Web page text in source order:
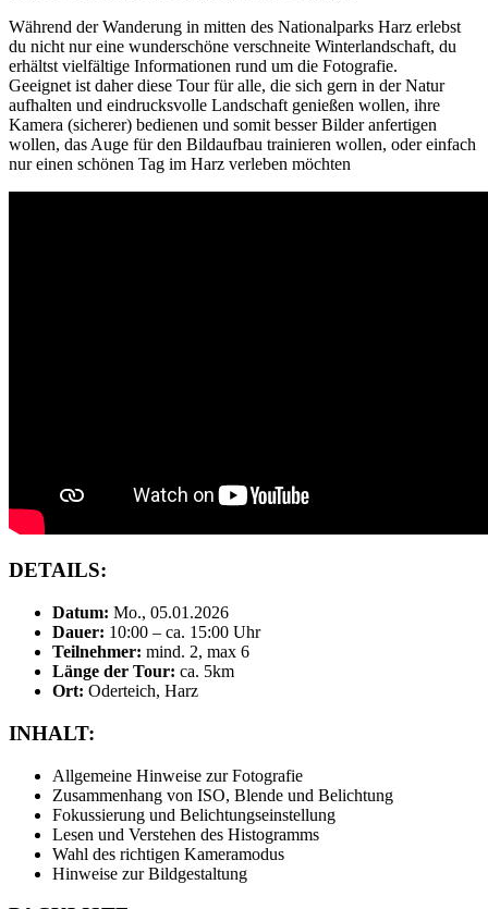
Während der Wanderung in mitten des Nationalparks Harz erlebst
du nicht nur eine wunderschöne verschneite Winterlandschaft, du
erhältst vielfältige Informationen rund um die Fotografie.
Geeignet ist daher diese Tour für alle, die sich gern in der Natur
aufhalten und eindrucksvolle Landschaft genießen wollen, ihre
Kamera (sicherer) bedienen und somit besser Bilder anfertigen
wollen, das Auge für den Bildaufbau trainieren wollen, oder einfach
nur einen schönen Tag im Harz verleben möchten
DETAILS:
Datum: Mo., 05.01.2026
Dauer: 10:00 – ca. 15:00 Uhr
Teilnehmer: mind. 2, max 6
Länge der Tour: ca. 5km
Ort: Oderteich, Harz
INHALT:
Allgemeine Hinweise zur Fotografie
Zusammenhang von ISO, Blende und Belichtung
Fokussierung und Belichtungseinstellung
Lesen und Verstehen des Histogramms
Wahl des richtigen Kameramodus
Hinweise zur Bildgestaltung